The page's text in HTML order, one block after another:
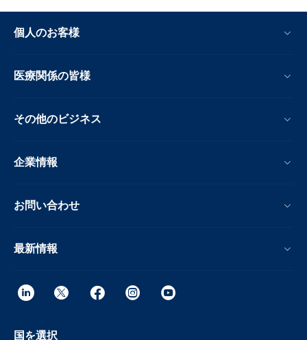
個人のお客様
医療関係の皆様
その他のビジネス
企業情報
お問い合わせ
最新情報
国を選択